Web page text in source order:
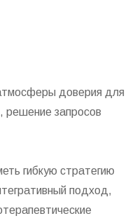
доверия для
решение запросов
гибкую стратегию
подход,